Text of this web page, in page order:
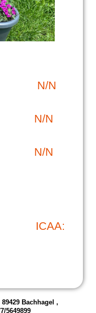
N/N
N/N
N/N
0
Bachhagel ,
5649899